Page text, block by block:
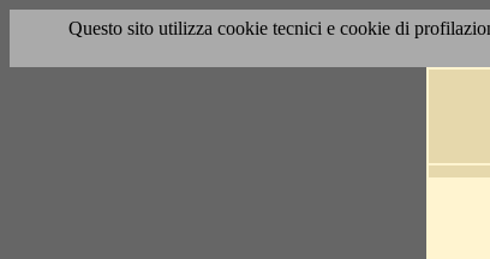
Questo sito utilizza cookie tecnici e cookie di